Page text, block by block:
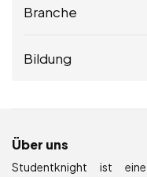
Branche
Bildung
Über uns
Studentknight ist